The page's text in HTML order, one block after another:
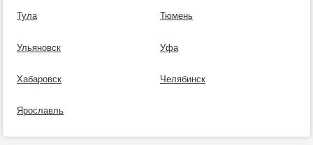
Тула Тюмень
Ульяновск Уфа
Хабаровск Челябинск
Ярославль